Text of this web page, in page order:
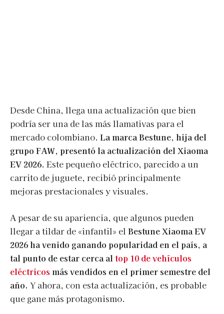
Desde China, llega una actualización que bien
podría ser una de las más llamativas para el
mercado colombiano. La marca Bestune, hija del
grupo FAW, presentó la actualización del Xiaoma
EV 2026. Este pequeño eléctrico, parecido a un
carrito de juguete, recibió principalmente
mejoras prestacionales y visuales.
A pesar de su apariencia, que algunos pueden
llegar a tildar de «infantil» el Bestune Xiaoma EV
2026 ha venido ganando popularidad en el país, a
tal punto de estar cerca altop 10 de vehículos
eléctricos más vendidos en el primer semestre del
año. Y ahora, con esta actualización, es probable
que gane más protagonismo.